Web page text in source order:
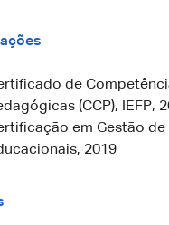
de
(CCP), IEFP,
em Gestão
2019